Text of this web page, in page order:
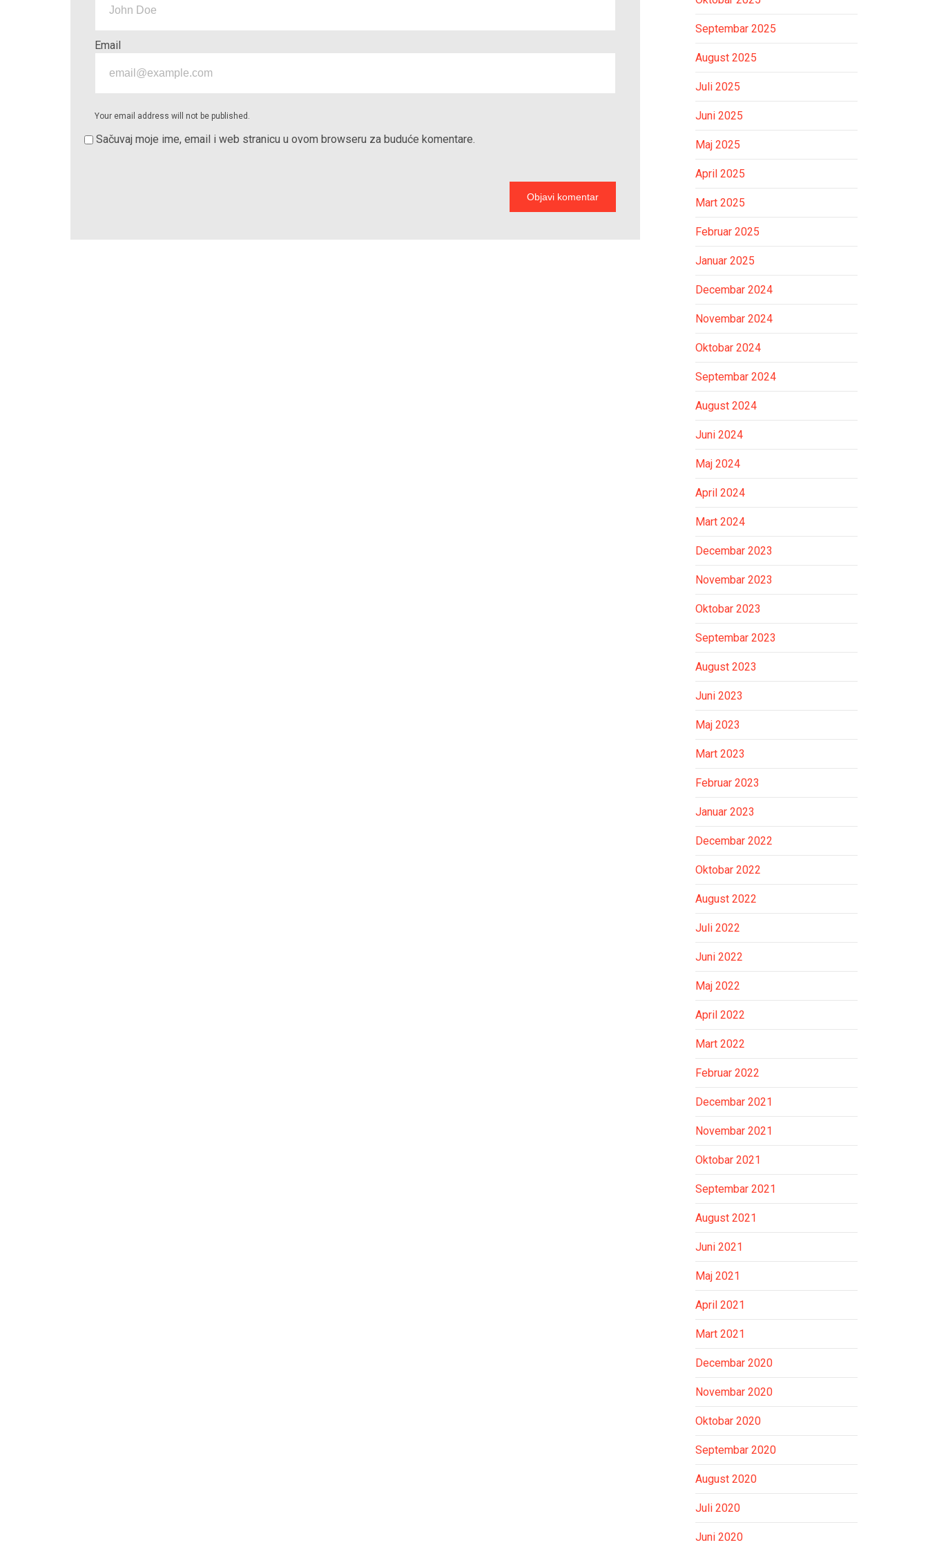
Email
Your email address will not be published.
Sačuvaj moje ime, email i web stranicu u ovom browseru za buduće komentare.
Septembar 2025
August 2025
Juli 2025
Juni 2025
Maj 2025
April 2025
Mart 2025
Februar 2025
Januar 2025
Decembar 2024
Novembar 2024
Oktobar 2024
Septembar 2024
August 2024
Juni 2024
Maj 2024
April 2024
Mart 2024
Decembar 2023
Novembar 2023
Oktobar 2023
Septembar 2023
August 2023
Juni 2023
Maj 2023
Mart 2023
Februar 2023
Januar 2023
Decembar 2022
Oktobar 2022
August 2022
Juli 2022
Juni 2022
Maj 2022
April 2022
Mart 2022
Februar 2022
Decembar 2021
Novembar 2021
Oktobar 2021
Septembar 2021
August 2021
Juni 2021
Maj 2021
April 2021
Mart 2021
Decembar 2020
Novembar 2020
Oktobar 2020
Septembar 2020
August 2020
Juli 2020
Juni 2020